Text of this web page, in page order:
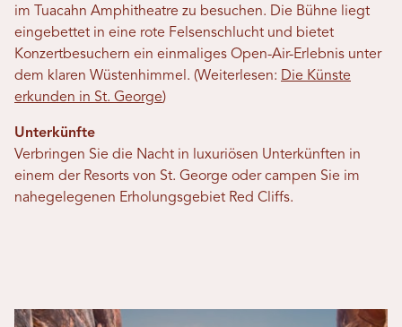
im Tuacahn Amphitheatre zu besuchen. Die Bühne liegt
eingebettet in eine rote Felsenschlucht und bietet
Konzertbesuchern ein einmaliges Open-Air-Erlebnis unter
dem klaren Wüstenhimmel. (Weiterlesen: Die Künste
erkunden in St. George)
Unterkünfte
Verbringen Sie die Nacht in luxuriösen Unterkünften in
einem der Resorts von St. George oder campen Sie im
nahegelegenen Erholungsgebiet Red Cliffs.